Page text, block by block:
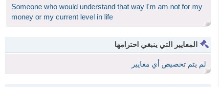
Someone who would understand that way I'm am not for my
money or my current level in life
المعايير التي ينبغي احترامها
لم يتم تخصيص أي معايير